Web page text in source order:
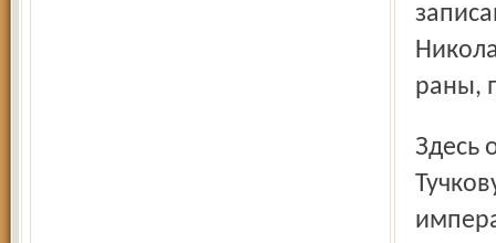
раны,
Здесь отразились разночтения в дате рождения. Н. А.